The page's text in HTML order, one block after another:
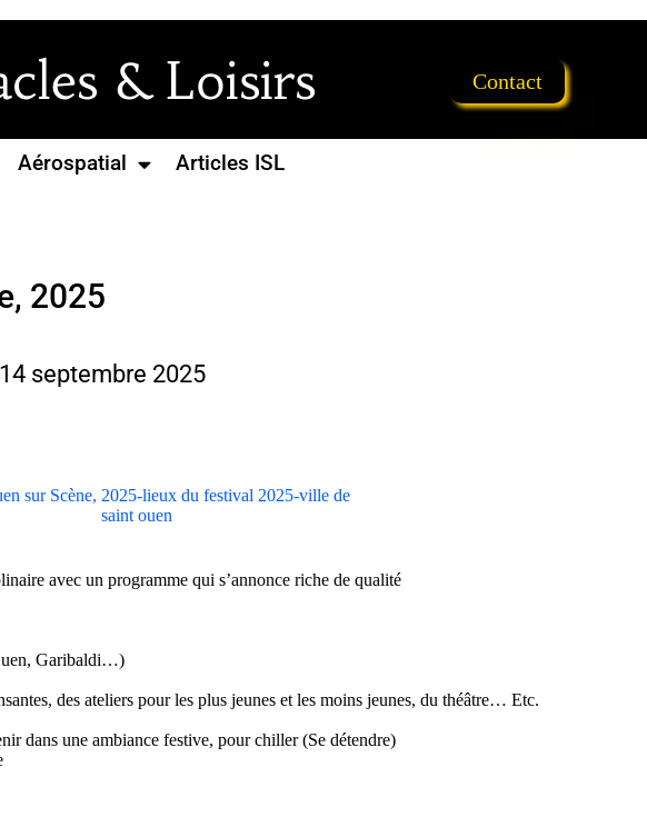
& Loisirs Contact
Aérospatial Articles ISL
2025
septembre 2025
avec un programme qui s’annonce riche de qualité
Garibaldi…)
des ateliers pour les plus jeunes et les moins jeunes, du théâtre… Etc.
dans une ambiance festive, pour chiller (Se détendre)